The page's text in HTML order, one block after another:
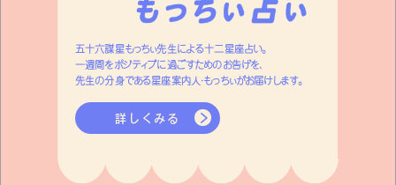
五十六謀星もっちぃ先生による十二星座占い。
一週間をポジティブに過ごすためのお告げを、
先生の分身である星座案内人・もっちぃがお届けします。
詳しくみる